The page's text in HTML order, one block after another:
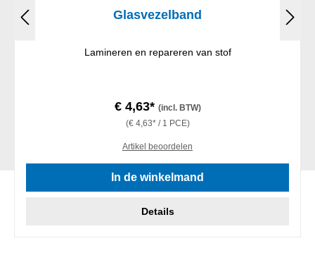
Glasvezelband
Lamineren en repareren van stof
€ 4,63* (incl. BTW)
(€ 4,63* / 1 PCE)
Artikel beoordelen
In de winkelmand
Details